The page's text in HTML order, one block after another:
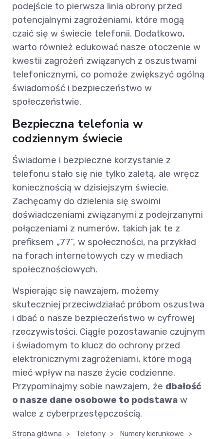
podejście to pierwsza linia obrony przed
potencjalnymi zagrożeniami, które mogą
czaić się w świecie telefonii. Dodatkowo,
warto również edukować nasze otoczenie w
kwestii zagrożeń związanych z oszustwami
telefonicznymi, co pomoże zwiększyć ogólną
świadomość i bezpieczeństwo w
społeczeństwie.
Bezpieczna telefonia w
codziennym świecie
Świadome i bezpieczne korzystanie z
telefonu stało się nie tylko zaletą, ale wręcz
koniecznością w dzisiejszym świecie.
Zachęcamy do dzielenia się swoimi
doświadczeniami związanymi z podejrzanymi
połączeniami z numerów, takich jak te z
prefiksem „77”, w społeczności, na przykład
na forach internetowych czy w mediach
społecznościowych.
Wspierając się nawzajem, możemy
skuteczniej przeciwdziałać próbom oszustwa
i dbać o nasze bezpieczeństwo w cyfrowej
rzeczywistości. Ciągłe pozostawanie czujnym
i świadomym to klucz do ochrony przed
elektronicznymi zagrożeniami, które mogą
mieć wpływ na nasze życie codzienne.
Przypominajmy sobie nawzajem, że dbałość
o nasze dane osobowe to podstawa w
walce z cyberprzestępczością.
Strona główna > Telefony > Numery kierunkowe >